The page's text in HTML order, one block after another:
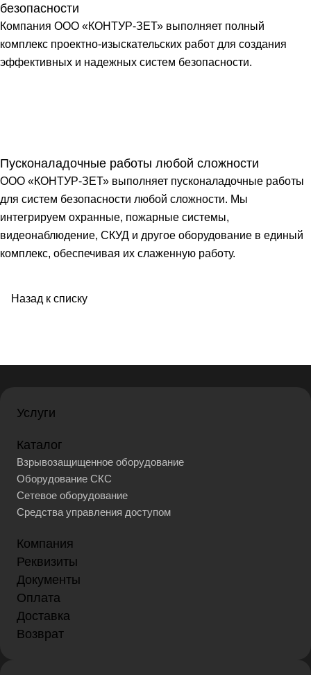
безопасности
Компания ООО «КОНТУР-ЗЕТ» выполняет полный
комплекс проектно-изыскательских работ для создания
эффективных и надежных систем безопасности.
Пусконаладочные работы любой сложности
ООО «КОНТУР-ЗЕТ» выполняет пусконаладочные работы
для систем безопасности любой сложности. Мы
интегрируем охранные, пожарные системы,
видеонаблюдение, СКУД и другое оборудование в единый
комплекс, обеспечивая их слаженную работу.
Назад к списку
Услуги
Каталог
Взрывозащищенное оборудование
Оборудование СКС
Сетевое оборудование
Средства управления доступом
Компания
Реквизиты
Документы
Оплата
Доставка
Возврат